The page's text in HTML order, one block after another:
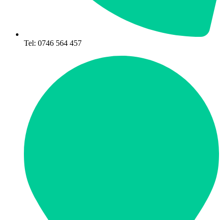
Tel: 0746 564 457